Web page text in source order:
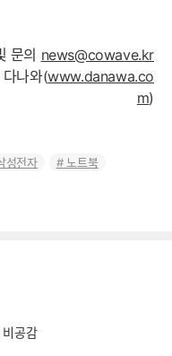
문의 news@cowave.kr
나와(www.danawa.co
m)
성전자
노트북
비공감